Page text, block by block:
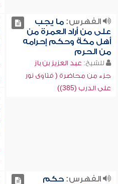
الفهرس:ما يجب
على من أراد العمرة من
أهل مكة وحكم إحرامه
من الحرم
للشيخ: عبد العزيز بن باز
جزء من محاضرة ( فتاوى نور
على الدرب (385))
الفهرس:حكم